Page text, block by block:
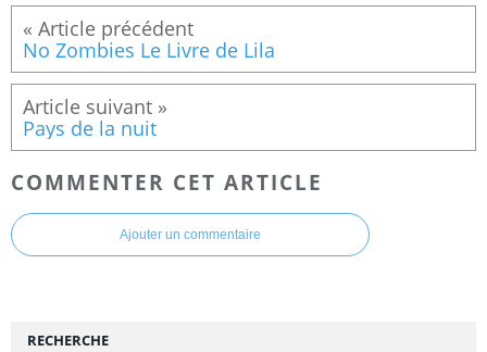
No Zombies Le Livre de Lila
Pays de la nuit
COMMENTER CET ARTICLE
Ajouter un commentaire
RECHERCHE